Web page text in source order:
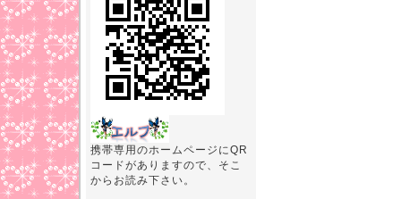
携帯専用のホームページにQR
コードがありますので、そこ
からお読み下さい。